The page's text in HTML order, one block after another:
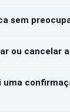
sem
ou cancelar
uma